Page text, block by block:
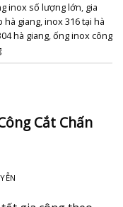
inox số lượng lớn, gia
hà giang,inox 316 tại hà
hà giang,ống inox công
Cắt Chấn